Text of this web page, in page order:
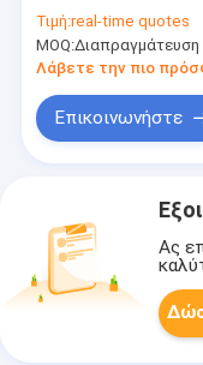
πλέγματος
μετάλλων για τη
διάβαση πεζών
Τιμή:real-time quotes
MOQ:Διαπραγμάτευση
Επικοινωνήστε
Ας